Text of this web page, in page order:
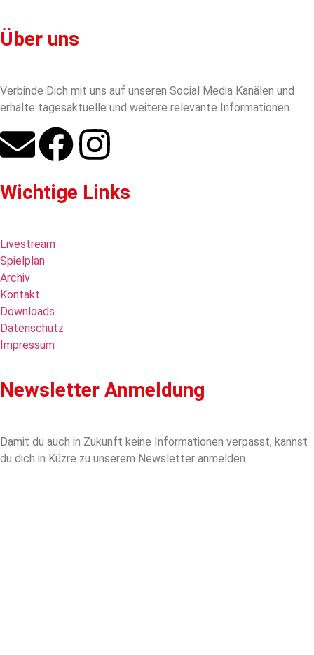
Über uns
Verbinde Dich mit uns auf unseren Social Media Kanälen und
erhalte tagesaktuelle und weitere relevante Informationen.
Wichtige Links
Livestream
Spielplan
Archiv
Kontakt
Downloads
Datenschutz
Impressum
Newsletter Anmeldung
Damit du auch in Zukunft keine Informationen verpasst, kannst
du dich in Küzre zu unserem Newsletter anmelden.